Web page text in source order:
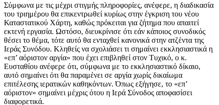
Σύμφωνα με τις μέχρι στιγμής πληροφορίες, ανέφερε, η διαδικασία
του τριημέρου θα επικεντρωθεί κυρίως στην έγκριση του νέου
Καταστατικού Χάρτη, καθώς πρόκειται για ζήτημα που απαιτεί
εκτενή εργασία. Ωστόσο, διευκρίνισε ότι εάν κάποιος συνοδικός
θέσει το θέμα, τότε αυτό θα ενταχθεί κανονικά στην ατζέντα της
Ιεράς Συνόδου. Κληθείς να σχολιάσει τι σημαίνει εκκλησιαστικά η
«επ’ αόριστον αργία» που έχει επιβληθεί στον Τυχικό, ο κ.
Ευσταθίου ανέφερε ότι, σύμφωνα με το εκκλησιαστικό δίκαιο,
αυτό σημαίνει ότι θα παραμένει σε αργία χωρίς δικαίωμα
επιτέλεσης ιερατικών καθηκόντων. Όπως εξήγησε, το «επ’
αόριστον» σημαίνει μέχρις ότου η Ιερά Σύνοδος αποφασίσει
διαφορετικά.